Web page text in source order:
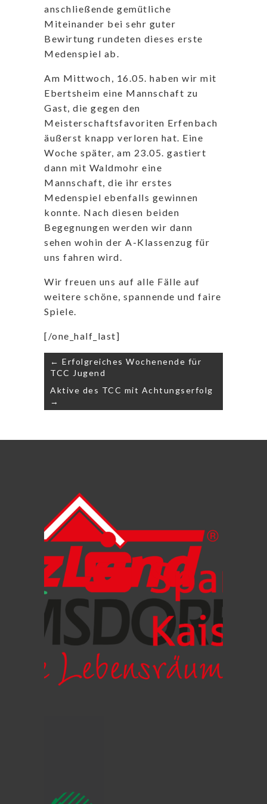
anschließende gemütliche
Miteinander bei sehr guter
Bewirtung rundeten dieses erste
Medenspiel ab.
Am Mittwoch, 16.05. haben wir mit
Ebertsheim eine Mannschaft zu
Gast, die gegen den
Meisterschaftsfavoriten Erfenbach
äußerst knapp verloren hat. Eine
Woche später, am 23.05. gastiert
dann mit Waldmohr eine
Mannschaft, die ihr erstes
Medenspiel ebenfalls gewinnen
konnte. Nach diesen beiden
Begegnungen werden wir dann
sehen wohin der A-Klassenzug für
uns fahren wird.
Wir freuen uns auf alle Fälle auf
weitere schöne, spannende und faire
Spiele.
[/one_half_last]
Beitragsnavigation
← Erfolgreiches Wochenende für
TCC Jugend
Aktive des TCC mit Achtungserfolg
→